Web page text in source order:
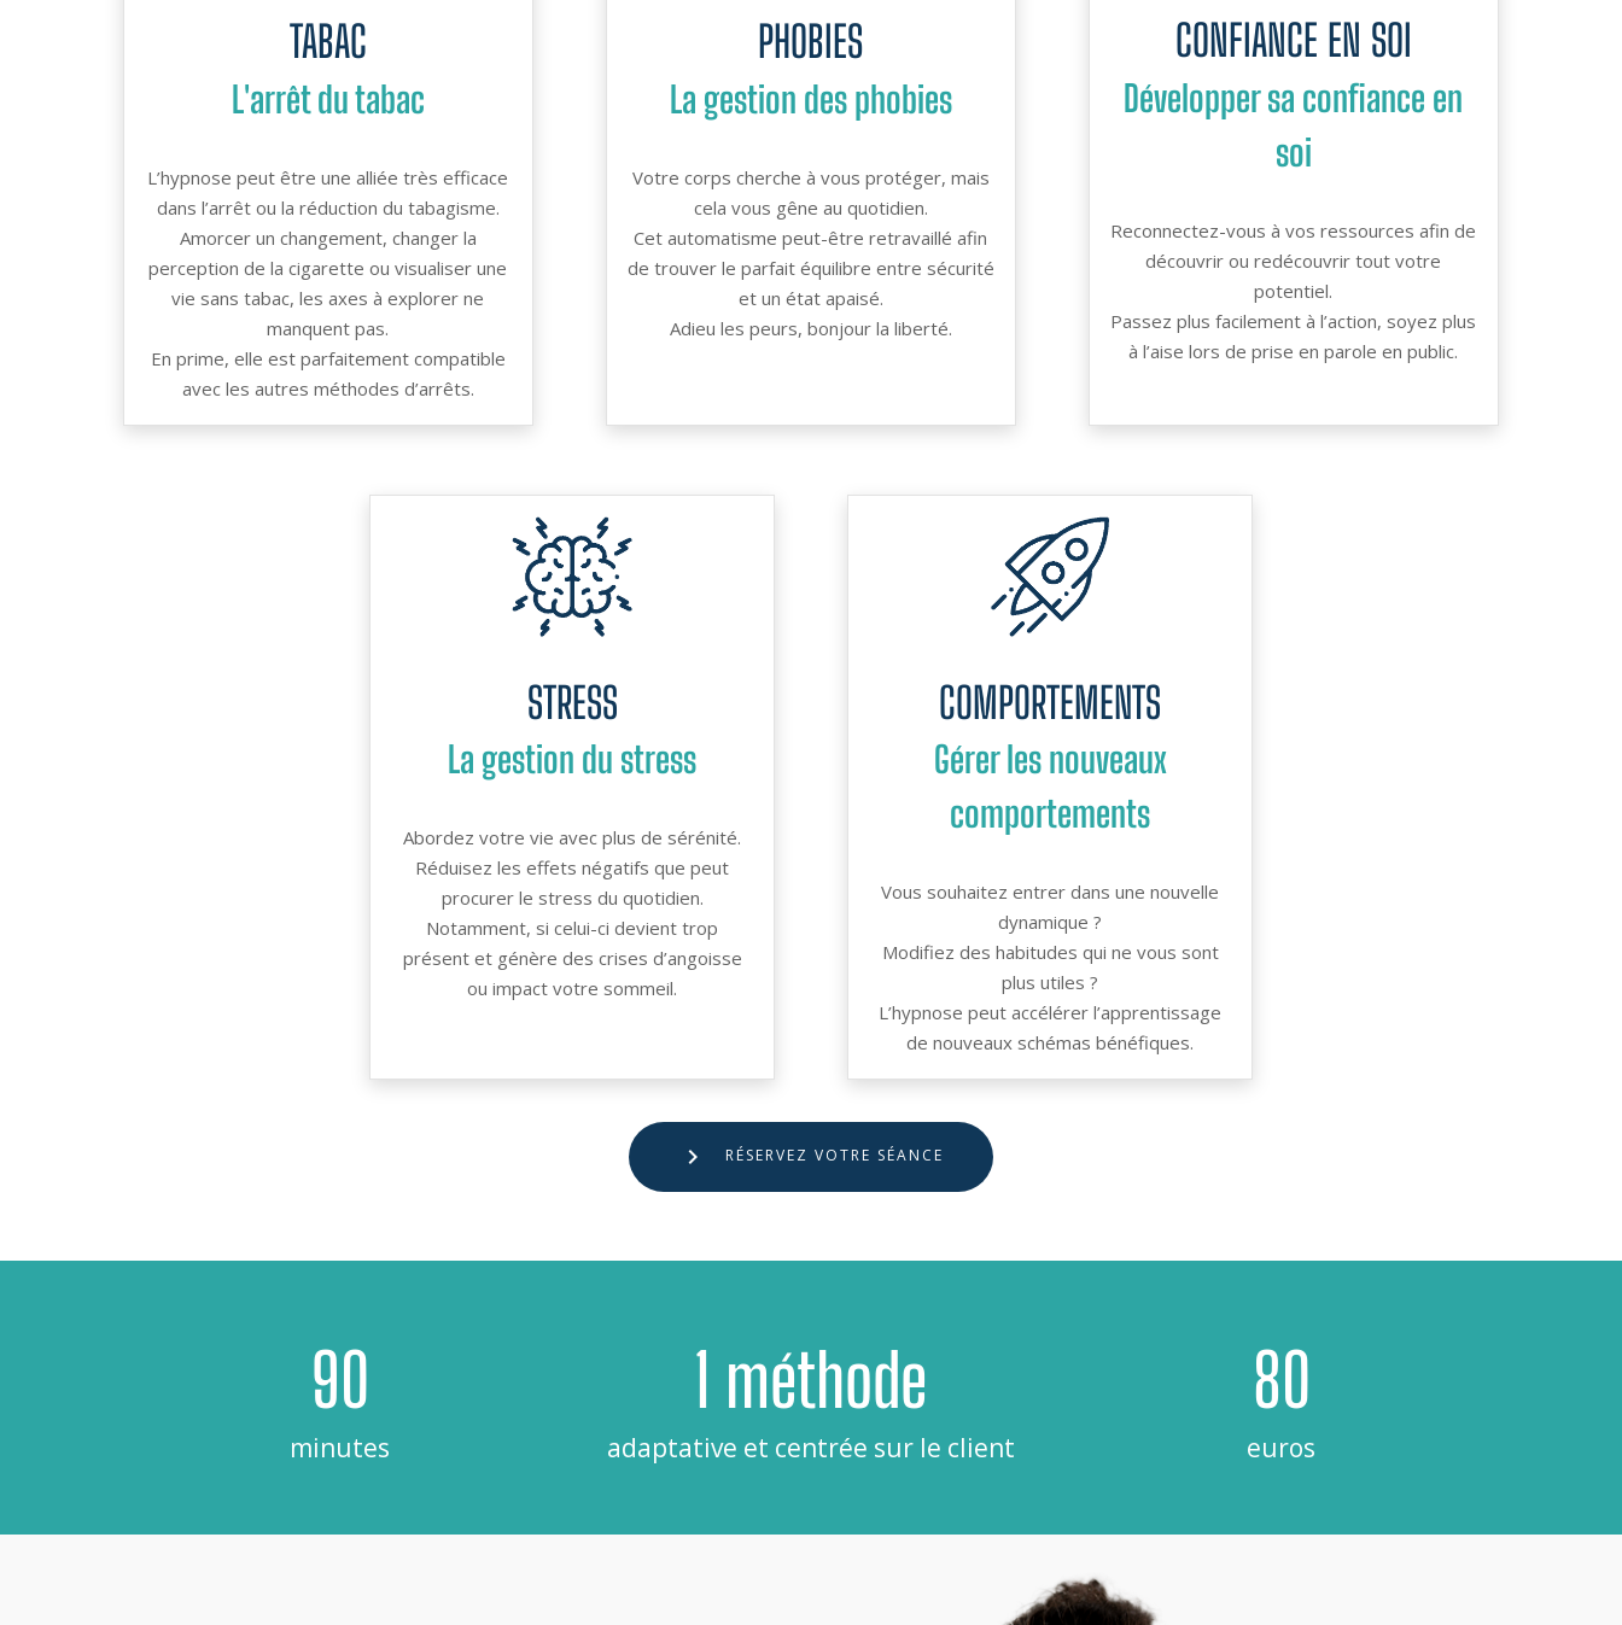
TABAC
L'arrêt du tabac
L’hypnose peut être une alliée très efficace
dans l’arrêt ou la réduction du tabagisme.
Amorcer un changement, changer la
perception de la cigarette ou visualiser une
vie sans tabac, les axes à explorer ne
manquent pas.
En prime, elle est parfaitement compatible
avec les autres méthodes d’arrêts.
PHOBIES
La gestion des phobies
Votre corps cherche à vous protéger, mais
cela vous gêne au quotidien.
Cet automatisme peut-être retravaillé afin
de trouver le parfait équilibre entre sécurité
et un état apaisé.
Adieu les peurs, bonjour la liberté.
CONFIANCE EN SOI
Développer sa confiance en
soi
Reconnectez-vous à vos ressources afin de
découvrir ouredécouvrir tout votre
potentiel.
Passez plus facilement à l’action, soyez plus
à l’aise lors de prise en parole en public.
STRESS
La gestion du stress
Abordez votre vie avec plus de sérénité.
Réduisez les effets négatifs que peut
procurer le stress du quotidien.
Notamment, si celui-ci devient trop
présent et génère des crises d’angoisse
ou impact votre sommeil.
COMPORTEMENTS
Gérer les nouveaux
comportements
Vous souhaitez entrer dans une nouvelle
dynamique ?
Modifiez des habitudes qui ne vous sont
plus utiles ?
L’hypnose peut accélérer l’apprentissage
de nouveaux schémas bénéfiques.
RÉSERVEZ VOTRE SÉANCE
90
minutes
1 méthode
adaptative et centrée sur le client
80
euros